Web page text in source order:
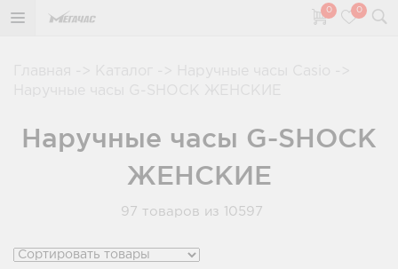
0 0
Наручные часы G-SHOCK
ЖЕНСКИЕ
97 товаров из 10597